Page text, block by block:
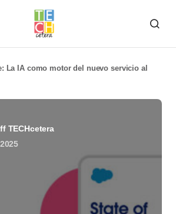
La IA como motor del nuevo servicio al
TECHcetera